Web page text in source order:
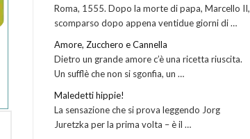
Roma, 1555. Dopo la morte di papa, Marcello II,
scomparso dopo appena ventidue giorni di …
Amore, Zucchero e Cannella
Dietro un grande amore c’è una ricetta riuscita.
Un sufflè che non si sgonfia, un …
Maledetti hippie!
La sensazione che si prova leggendo Jorg
Juretzka per la prima volta – è il …